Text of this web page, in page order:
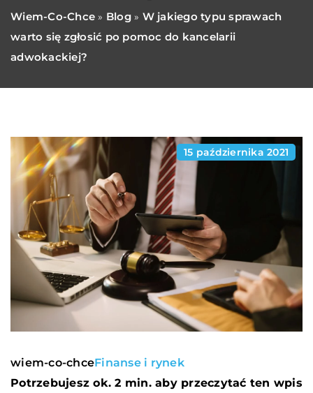
Wiem-Co-Chce » Blog» W jakiego typu sprawach
warto się zgłosić po pomoc do kancelarii
adwokackiej?
15 października 2021
wiem-co-chceFinanse i rynek
Potrzebujesz ok. 2 min. aby przeczytać ten wpis